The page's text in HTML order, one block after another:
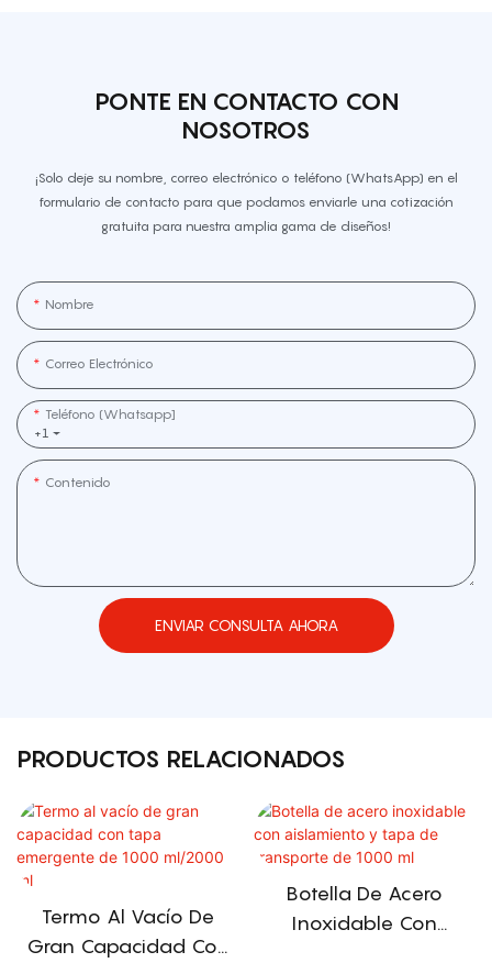
PONTE EN CONTACTO CON
NOSOTROS
¡Solo deje su nombre, correo electrónico o teléfono (WhatsApp) en el
formulario de contacto para que podamos enviarle una cotización
gratuita para nuestra amplia gama de diseños!
Nombre
Correo Electrónico
+1
Teléfono (whatsapp]
Contenido
ENVIAR CONSULTA AHORA
PRODUCTOS RELACIONADOS
Termo Al Vacío De
Gran Capacidad Con
Botella De Acero
Inoxidable Con